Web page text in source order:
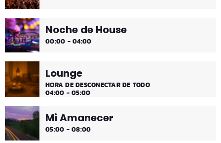
Noche de House
00:00 - 04:00
Lounge
HORA DE DESCONECTAR DE TODO
04:00 - 05:00
Mi Amanecer
05:00 - 08:00